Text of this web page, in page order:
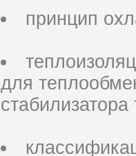
принцип
для
стабилизатора